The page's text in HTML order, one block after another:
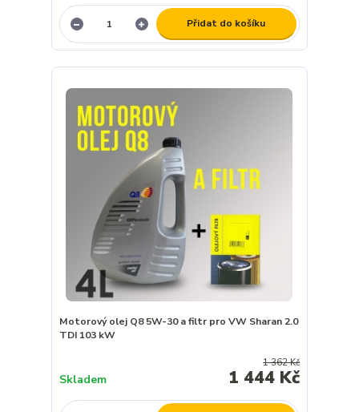
Přidat do košíku
Motorový olej Q8 5W-30 a filtr pro VW Sharan 2.0
TDI 103 kW
1 362 Kč
1 444 Kč
Skladem